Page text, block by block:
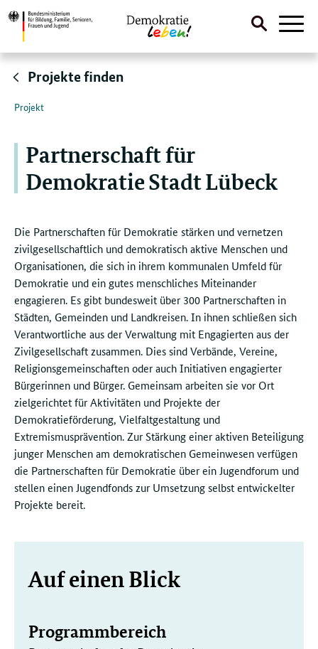
Direktlink:
Suche
Projekte finden
Projekt
Partnerschaft für
Demokratie Stadt Lübeck
Die Partnerschaften für Demokratie stärken und vernetzen
zivilgesellschaftlich und demokratisch aktive Menschen und
Organisationen, die sich in ihrem kommunalen Umfeld für
Demokratie und ein gutes menschliches Miteinander
engagieren. Es gibt bundesweit über 300 Partnerschaften in
Städten, Gemeinden und Landkreisen. In ihnen schließen sich
Verantwortliche aus der Verwaltung mit Engagierten aus der
Zivilgesellschaft zusammen. Dies sind Verbände, Vereine,
Religionsgemeinschaften oder auch Initiativen engagierter
Bürgerinnen und Bürger. Gemeinsam arbeiten sie vor Ort
zielgerichtet für Aktivitäten und Projekte der
Demokratieförderung, Vielfaltgestaltung und
Extremismusprävention. Zur Stärkung einer aktiven Beteiligung
junger Menschen am demokratischen Gemeinwesen verfügen
die Partnerschaften für Demokratie über ein Jugendforum und
stellen einen Jugendfonds zur Umsetzung selbst entwickelter
Projekte bereit.
Weitere
Auf einen Blick
Programmbereich